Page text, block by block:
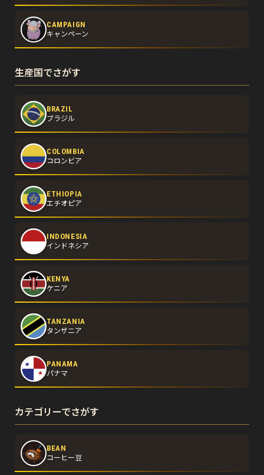
CAMPAIGN
キャンペーン
生産国でさがす
BRAZIL
ブラジル
COLOMBIA
コロンビア
ETHIOPIA
エチオピア
INDONESIA
インドネシア
KENYA
ケニア
TANZANIA
タンザニア
PANAMA
パナマ
カテゴリーでさがす
BEAN
コーヒー豆